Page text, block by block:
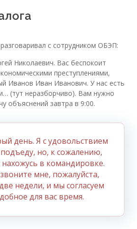
с сотрудником ОБЭП:
Николаевич. Вас беспокоит
преступлениями,
Иванов Иван Иванович. У нас есть
(тут неразборчиво). Вам нужно
объяснений завтра в 9:00.
день. Я с удовольствием
но, к сожалению,
нахожусь в командировке.
мне, пожалуйста,
недели, и мы согласуем
для вас время.